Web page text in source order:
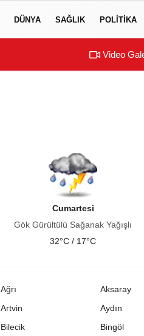
DÜNYA SAĞLIK POLITIKA
Video
Cumartesi
Gök Gürültülü Sağanak Yağışlı
32°C / 17°C
Ağrı Aksaray
Artvin Aydın
Bilecik Bingöl